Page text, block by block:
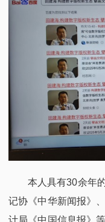
本人具有30余年的
记协《中华新闻报》